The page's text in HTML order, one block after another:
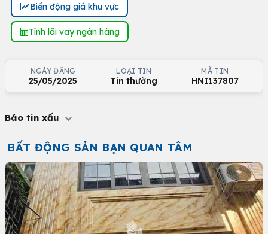
Biến động giá khu vực
Tính lãi vay ngân hàng
NGÀY ĐĂNG
25/05/2025
LOẠI TIN
Tin thường
MÃ TIN
HNI137807
Báo tin xấu
BẤT ĐỘNG SẢN BẠN QUAN TÂM